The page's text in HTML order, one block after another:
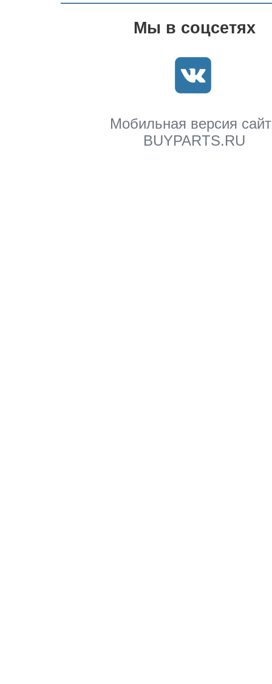
Мы в соцсетях
Мобильная версия
BUYPARTS.RU